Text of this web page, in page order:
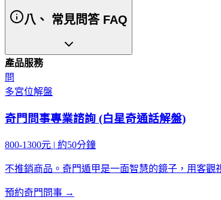
八、 常見問答 FAQ
產品服務
問
多宮位解盤
奇門問事專業諮詢 (白星奇通話解盤)
800-1300元 | 約50分鐘
不推銷商品。奇門遁甲是一面智慧的鏡子，用客
預約奇門問事 →